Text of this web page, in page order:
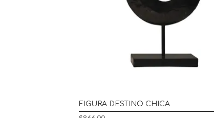
FIGURA DESTINO CHICA